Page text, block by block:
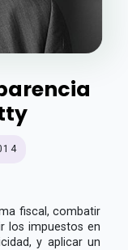
fiscal, combatir
los impuestos en
y aplicar un